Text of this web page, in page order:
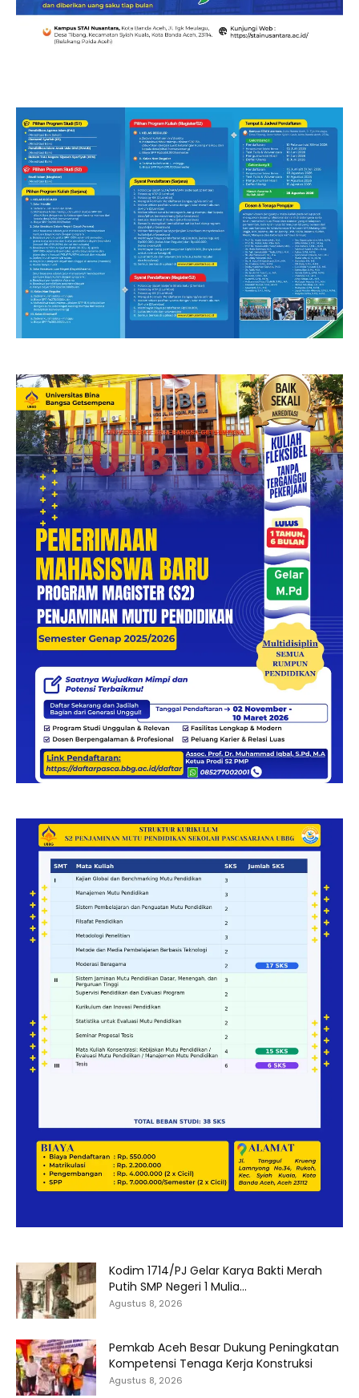
Kodim 1714/PJ Gelar Karya Bakti Merah
Putih SMP Negeri 1 Mulia...
Agustus 8, 2026
Pemkab Aceh Besar Dukung Peningkatan
Kompetensi Tenaga Kerja Konstruksi
Agustus 8, 2026